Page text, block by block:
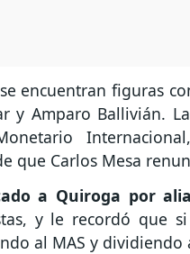
encuentran figuras
y Amparo Ballivián.
que Carlos Mesa
a Quiroga por
y le recordó que
al MAS y dividiendo